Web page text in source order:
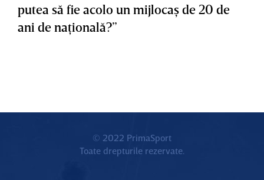
putea să fie acolo un mijlocaş de 20 de
ani de naţională?”
© 2022 PrimaSport
Toate drepturile rezervate.